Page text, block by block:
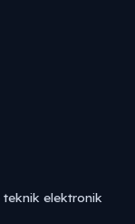
teknik elektronik